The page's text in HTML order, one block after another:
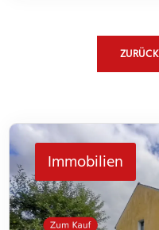
Immobilien